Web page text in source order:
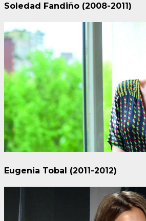
Soledad Fandiño (2008-2011)
Eugenia Tobal (2011-2012)